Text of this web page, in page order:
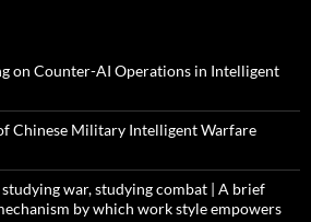
on Counter-AI Operations in Intelligent
Chinese Military Intelligent Warfare
war, studying combat | A brief
by which work style empowers